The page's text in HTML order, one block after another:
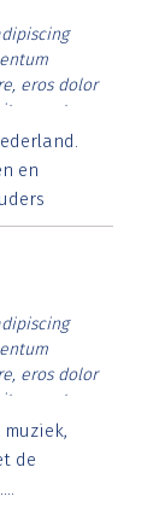
eros dolor
erat.
lorem
en
eros dolor
erat.
lorem
de